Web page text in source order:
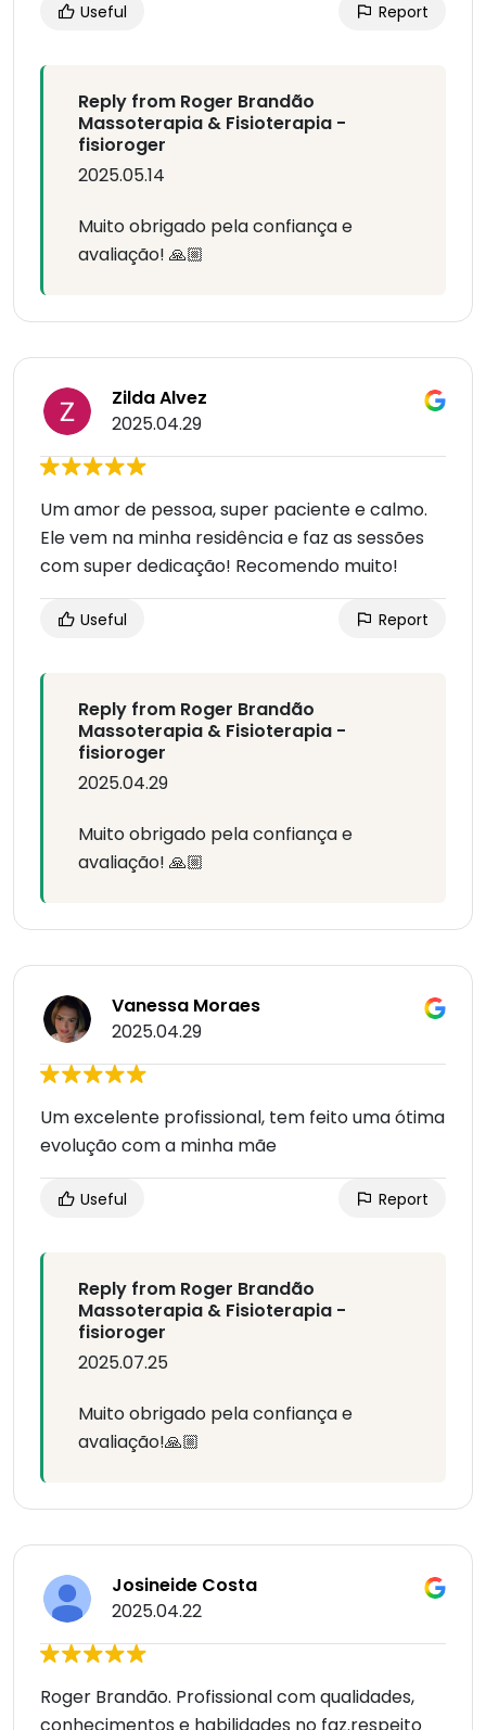
Useful Report
Reply from Roger Brandão
Massoterapia & Fisioterapia -
fisioroger
2025.05.14
Muito obrigado pela confiança e
avaliação! 🙏🏼
Zilda Alvez
2025.04.29
Um amor de pessoa, super paciente e calmo.
Ele vem na minha residência e faz as sessões
com super dedicação! Recomendo muito!
Useful Report
Reply from Roger Brandão
Massoterapia & Fisioterapia -
fisioroger
2025.04.29
Muito obrigado pela confiança e
avaliação! 🙏🏼
Vanessa Moraes
2025.04.29
Um excelente profissional, tem feito uma ótima
evolução com a minha mãe
Useful Report
Reply from Roger Brandão
Massoterapia & Fisioterapia -
fisioroger
2025.07.25
Muito obrigado pela confiança e
avaliação!🙏🏼
Josineide Costa
2025.04.22
Roger Brandão. Profissional com qualidades,